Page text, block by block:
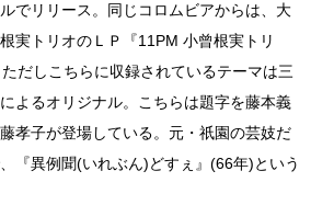
でリリース。同じコロムビアからは、大
実トリオのＬＰ『11PM 小曾根実トリ
だしこちらに収録されているテーマは三
よるオリジナル。こちらは題字を藤本義
孝子が登場している。元・祇園の芸妓だ
『異例聞(いれぶん)どすぇ』(66年)という